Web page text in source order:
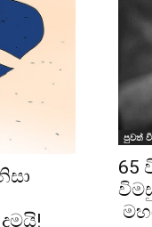
පුවත්
65